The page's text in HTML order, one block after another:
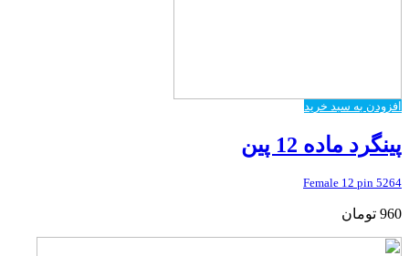
افزودن به سبد خرید
پینگرد ماده 12 پین
5264 Female 12 pin
960 تومان